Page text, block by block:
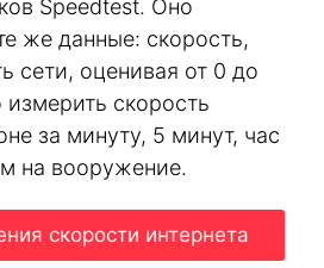
Speedtest. Оно
же данные: скорость,
сети, оценивая от 0 до
скорость
за минуту, 5 минут, час
на вооружение.
скорости интернета